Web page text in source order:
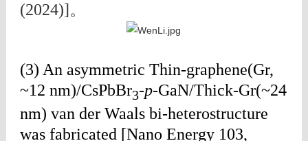
(2024)]。
(3) An asymmetric Thin-graphene(Gr,
~12 nm)/CsPbBr3-p-GaN/Thick-Gr(~24
nm) van der Waals bi-heterostructure
was fabricated [Nano Energy 103,